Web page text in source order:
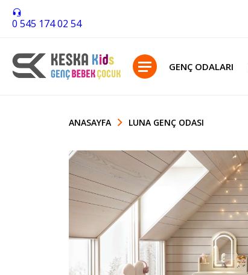
0 545 174 02 54
GENÇ ODALARI
ANASAYFA LUNA GENÇ ODASI